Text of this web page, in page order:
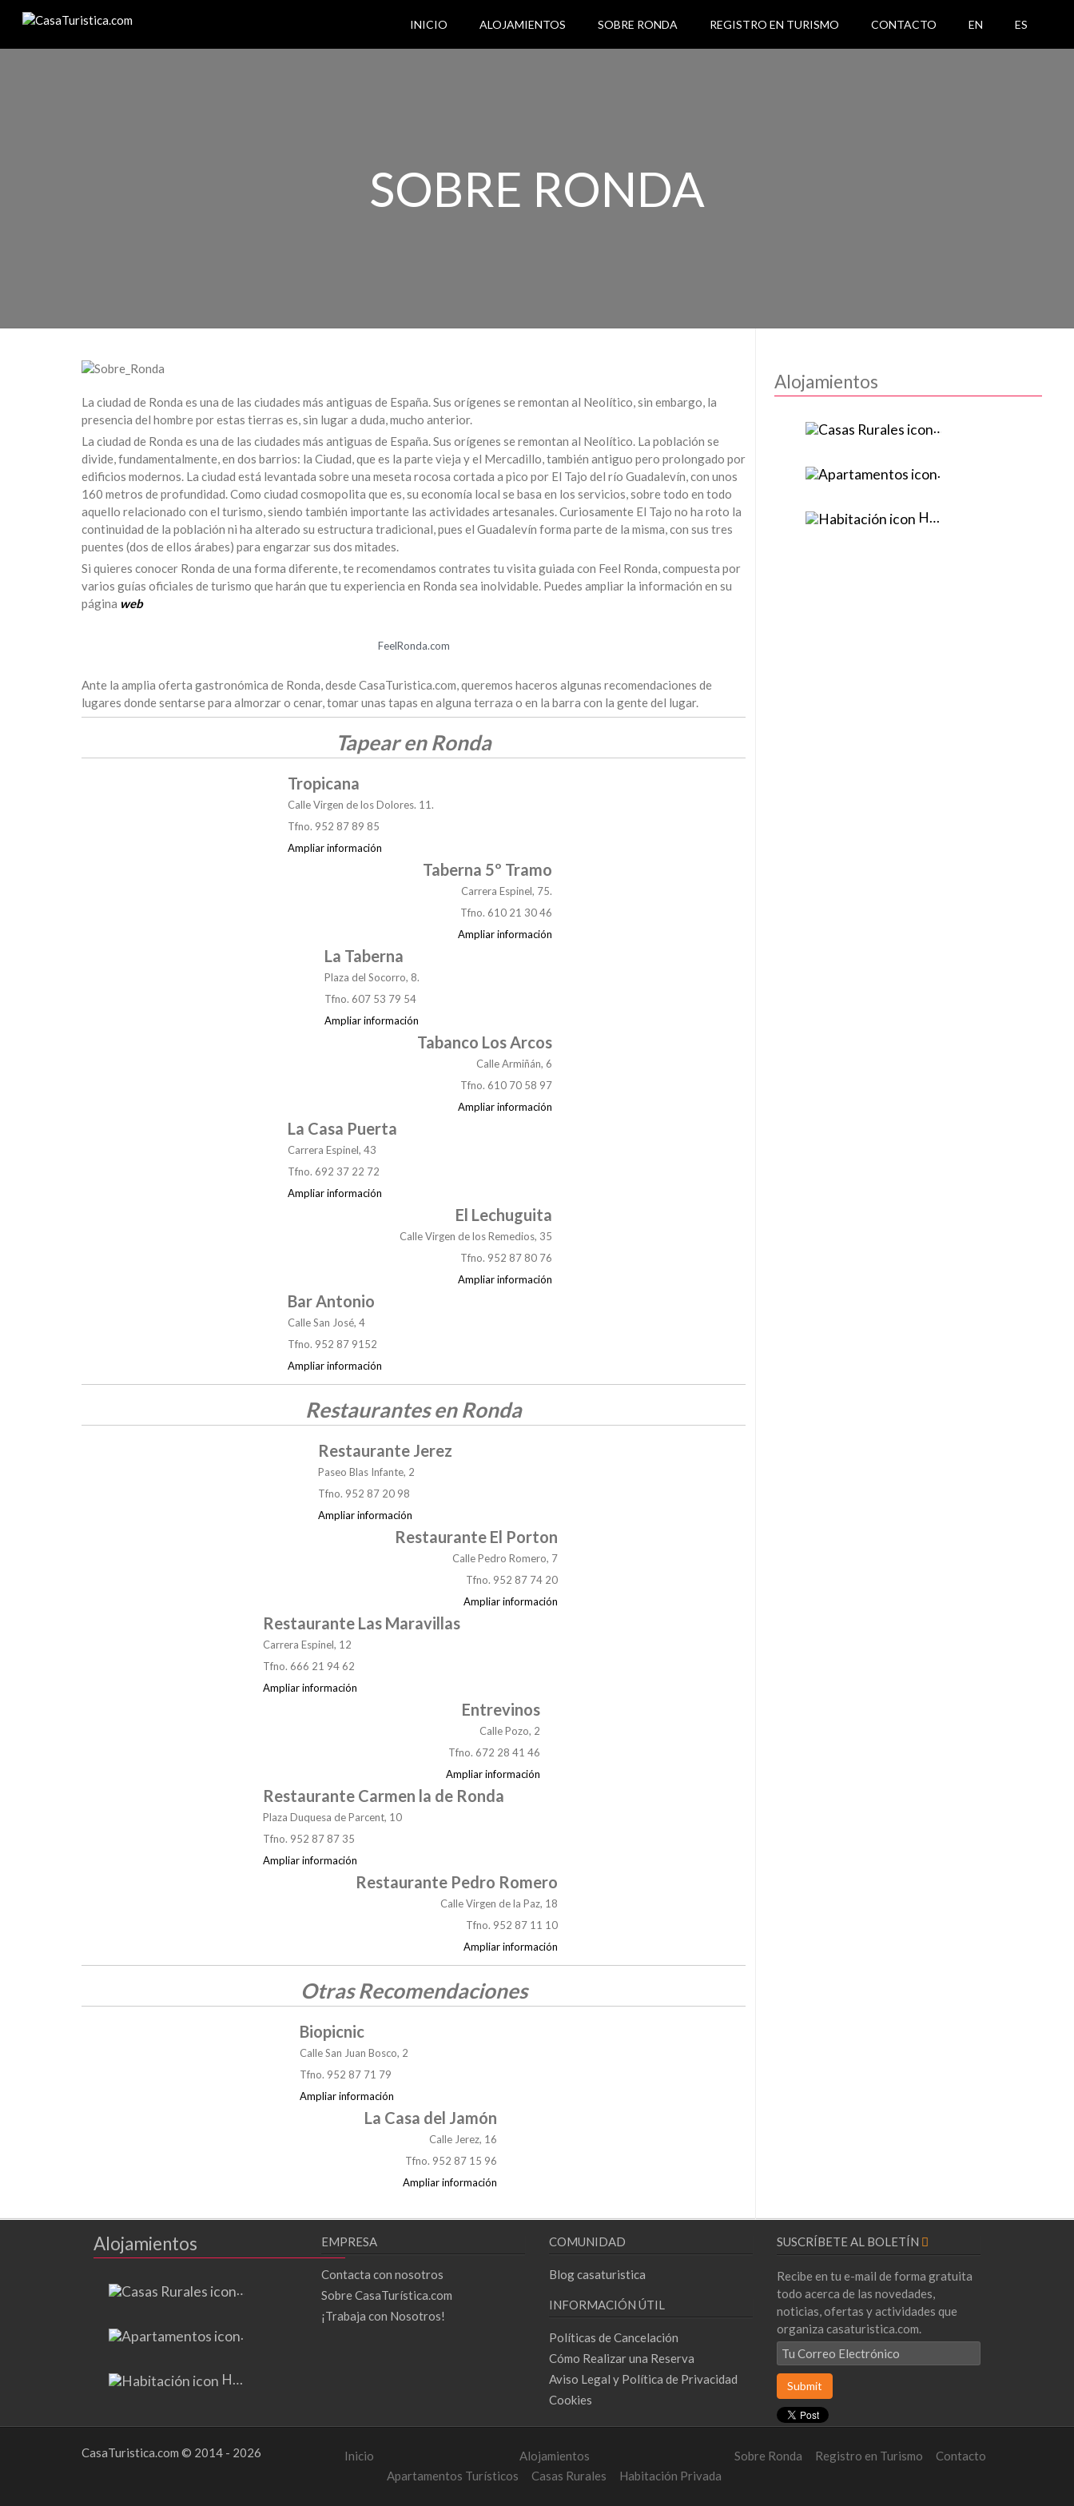
INICIO ALOJAMIENTOS SOBRE RONDA REGISTRO EN TURISMO CONTACTO EN ES
SOBRE RONDA
La ciudad de Ronda es una de las ciudades más antiguas de España. Sus orígenes se remontan al Neolítico, sin embargo, la
presencia del hombre por estas tierras es, sin lugar a duda, mucho anterior.
La ciudad de Ronda es una de las ciudades más antiguas de España. Sus orígenes se remontan al Neolítico. La población se
divide, fundamentalmente, en dos barrios: la Ciudad, que es la parte vieja y el Mercadillo, también antiguo pero prolongado por
edificios modernos. La ciudad está levantada sobre una meseta rocosa cortada a pico por El Tajo del río Guadalevín, con unos
160 metros de profundidad. Como ciudad cosmopolita que es, su economía local se basa en los servicios, sobre todo en todo
aquello relacionado con el turismo, siendo también importante las actividades artesanales. Curiosamente El Tajo no ha roto la
continuidad de la población ni ha alterado su estructura tradicional, pues el Guadalevín forma parte de la misma, con sus tres
puentes (dos de ellos árabes) para engarzar sus dos mitades.
Si quieres conocer Ronda de una forma diferente, te recomendamos contrates tu visita guiada con Feel Ronda, compuesta por
varios guías oficiales de turismo que harán que tu experiencia en Ronda sea inolvidable. Puedes ampliar la información en su
página web
FeelRonda.com
Ante la amplia oferta gastronómica de Ronda, desde CasaTuristica.com, queremos haceros algunas recomendaciones de
lugares donde sentarse para almorzar o cenar, tomar unas tapas en alguna terraza o en la barra con la gente del lugar.
Tapear en Ronda
Tropicana
Calle Virgen de los Dolores. 11.
Tfno. 952 87 89 85
Ampliar información
Taberna 5º Tramo
Carrera Espinel, 75.
Tfno. 610 21 30 46
Ampliar información
La Taberna
Plaza del Socorro, 8.
Tfno. 607 53 79 54
Ampliar información
Tabanco Los Arcos
Calle Armiñán, 6
Tfno. 610 70 58 97
Ampliar información
La Casa Puerta
Carrera Espinel, 43
Tfno. 692 37 22 72
Ampliar información
El Lechuguita
Calle Virgen de los Remedios, 35
Tfno. 952 87 80 76
Ampliar información
Bar Antonio
Calle San José, 4
Tfno. 952 87 9152
Ampliar información
Restaurantes en Ronda
Restaurante Jerez
Paseo Blas Infante, 2
Tfno. 952 87 20 98
Ampliar información
Restaurante El Porton
Calle Pedro Romero, 7
Tfno. 952 87 74 20
Ampliar información
Restaurante Las Maravillas
Carrera Espinel, 12
Tfno. 666 21 94 62
Ampliar información
Entrevinos
Calle Pozo, 2
Tfno. 672 28 41 46
Ampliar información
Restaurante Carmen la de Ronda
Plaza Duquesa de Parcent, 10
Tfno. 952 87 87 35
Ampliar información
Restaurante Pedro Romero
Calle Virgen de la Paz, 18
Tfno. 952 87 11 10
Ampliar información
Otras Recomendaciones
Biopicnic
Calle San Juan Bosco, 2
Tfno. 952 87 71 79
Ampliar información
La Casa del Jamón
Calle Jerez, 16
Tfno. 952 87 15 96
Ampliar información
Alojamientos
Casas Rurales
Apartamentos
Habitación
Alojamientos
Casas Rurales(74)
Apartamentos
Habitación
EMPRESA
Contacta con nosotros
Sobre CasaTurística.com
¡Trabaja con Nosotros!
COMUNIDAD
Blog casaturistica
INFORMACIÓN ÚTIL
Políticas de Cancelación
Cómo Realizar una Reserva
Aviso Legal y Política de Privacidad
Cookies
SUSCRÍBETE AL BOLETÍN
Recibe en tu e-mail de forma gratuita
todo acerca de las novedades,
noticias, ofertas y actividades que
organiza casaturistica.com.
CasaTuristica.com © 2014 - 2026 Inicio
Alojamientos
Apartamentos Turísticos
Casas Rurales Habitación Privada
Sobre Ronda Registro en Turismo Contacto